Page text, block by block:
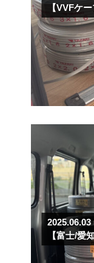
【VVFケ
2025.06.03
【富士/愛